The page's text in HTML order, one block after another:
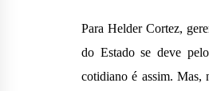
Para Helder Cortez,
do Estado se deve
cotidiano é assim. Mas,